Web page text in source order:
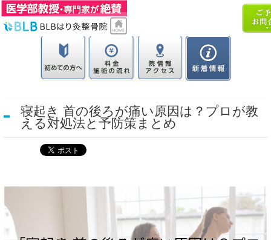
寝起き 首の後ろが痛い原因は？プロが教
える対処法と予防策まとめ